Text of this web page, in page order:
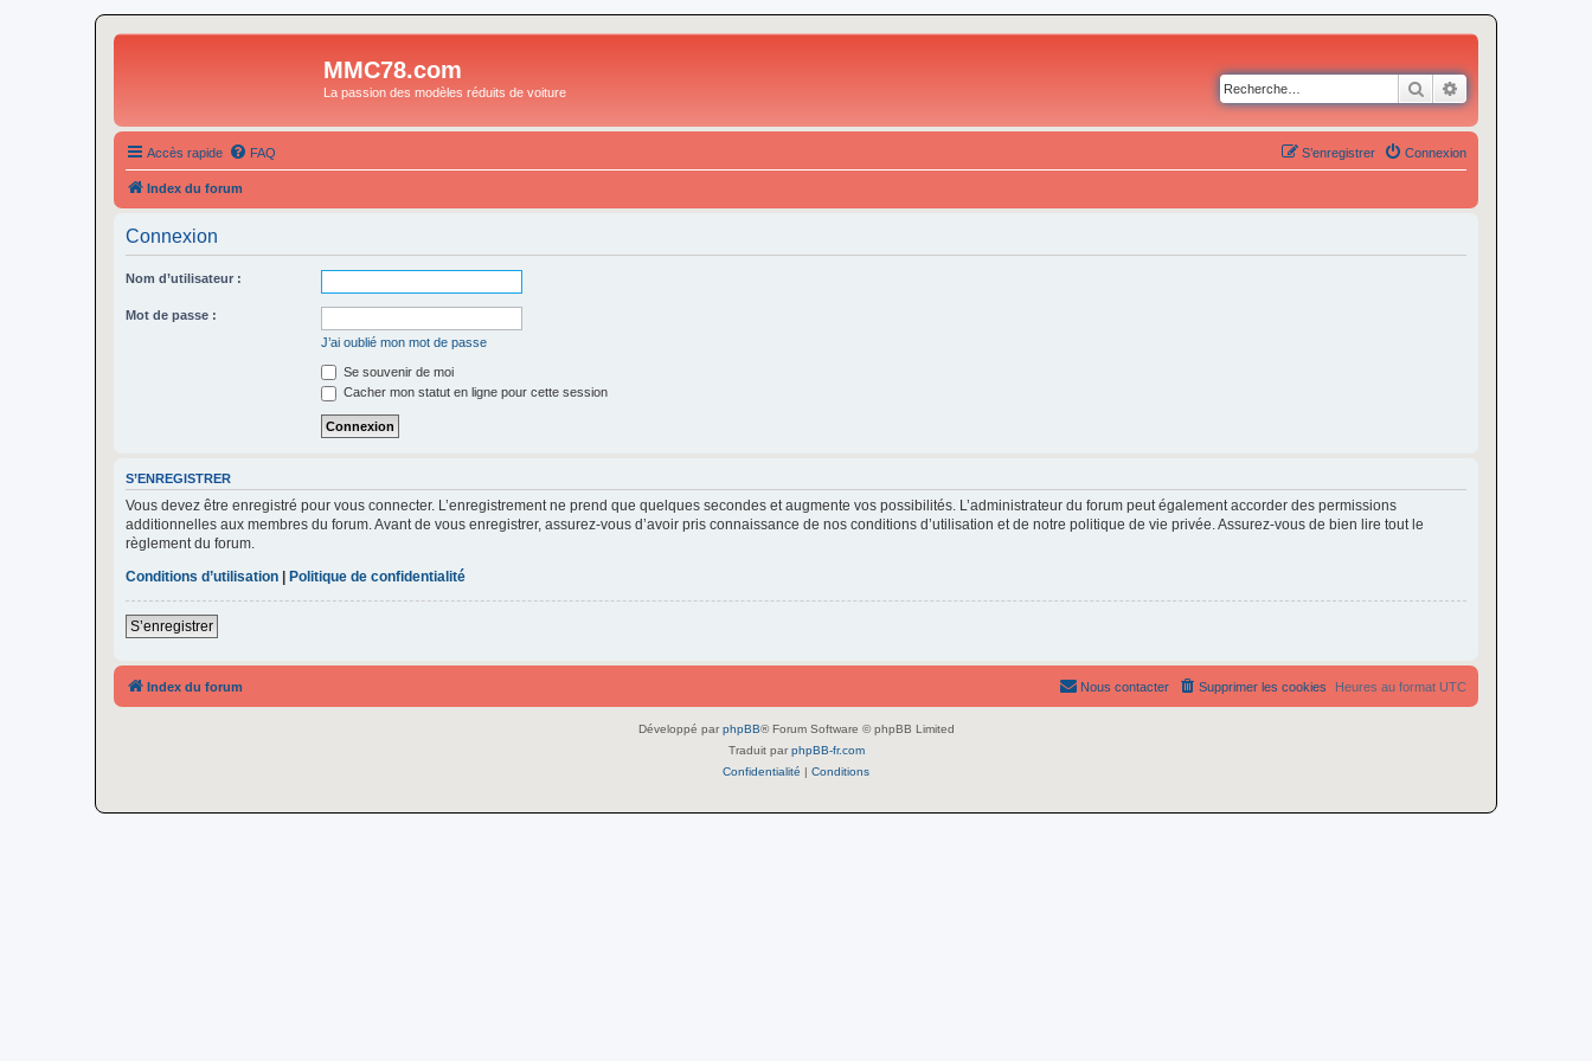
MMC78.com
La passion des modèles réduits de voiture Rechercher
Accès rapide FAQ Connexion
S’enregistrer
Index du forum
Connexion
Nom d’utilisateur :
Mot de passe :
J’ai oublié mon mot de passe
Se souvenir de moi
Cacher mon statut en ligne pour cette session
S’ENREGISTRER
Vous devez être enregistré pour vous connecter. L’enregistrement ne prend que quelques secondes et augmente vos possibilités. L’administrateur du forum peut également accorder des permissions
additionnelles aux membres du forum. Avant de vous enregistrer, assurez-vous d’avoir pris connaissance de nos conditions d’utilisation et de notre politique de vie privée. Assurez-vous de bien lire tout le
règlement du forum.
Conditions d’utilisation
Politique de confidentialité
S’enregistrer
Index du forum Heures au format UTC
Supprimer les cookies
Nous contacter
Développé par phpBB® Forum Software © phpBB Limited
Traduit par phpBB-fr.com
Confidentialité | Conditions